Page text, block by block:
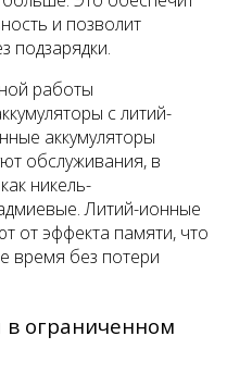
и позволит
подзарядки.
работы
с литий-
аккумуляторы
обслуживания, в
никель-
Литий-ионные
от эффекта памяти, что
время без потери
в ограниченном